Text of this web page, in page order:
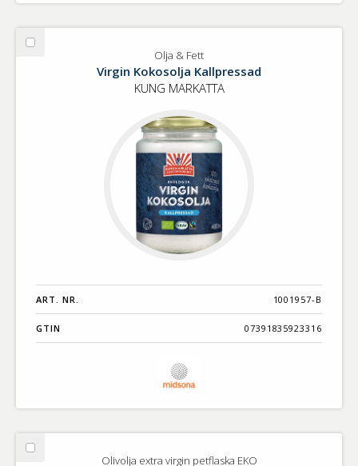
Välj
Olja & Fett
Virgin Kokosolja Kallpressad
KUNG MARKATTA
ART. NR. 1001957-B
GTIN 07391835923316
Välj
Olivolja extra virgin petflaska EKO